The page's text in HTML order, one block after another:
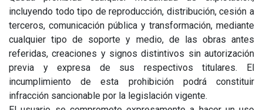
incluyendo todo tipo de reproducción, distribución, cesión a
terceros, comunicación pública y transformación, mediante
cualquier tipo de soporte y medio, de las obras antes
referidas, creaciones y signos distintivos sin autorización
previa y expresa de sus respectivos titulares. El
incumplimiento de esta prohibición podrá constituir
infracción sancionable por la legislación vigente.